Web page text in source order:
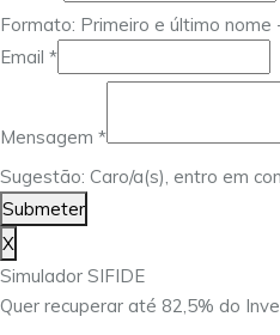
Email
Mensagem
Formato: Primeiro e último nome
Email *
Mensagem *
Sugestão: Caro/a(s), entro em
Submeter
X
Simulador SIFIDE
Quer recuperar até 82,5% do